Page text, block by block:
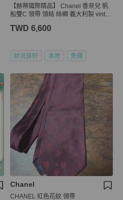
【赫蒂國際精品】 Chanel 香奈兒 帆
船雙C 領帶 領結 絲綢 義大利製 vintag
TWD 6,600
狀況良好 本地 免運
Chanel
CHANEL 紅色花紋 領帶